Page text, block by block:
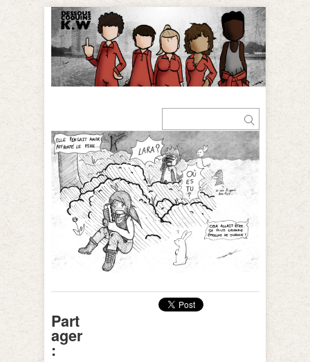
Part
ager
: